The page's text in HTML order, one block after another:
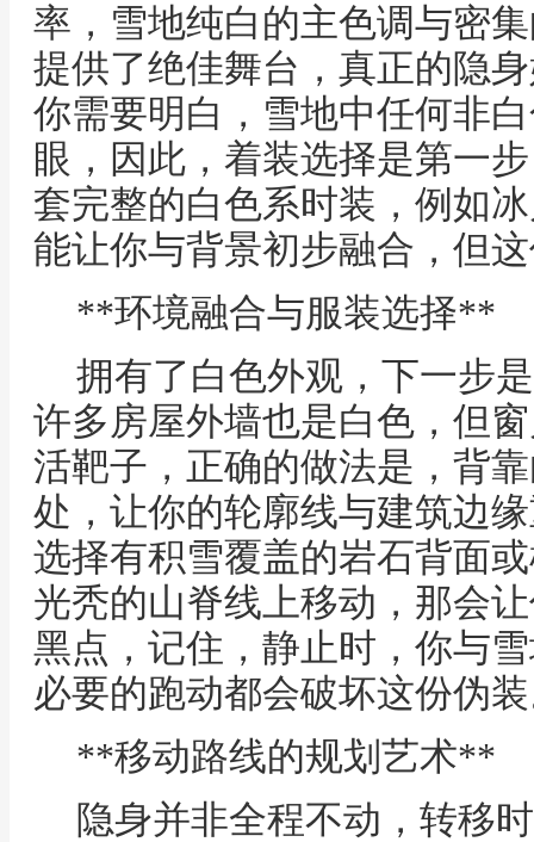
率，雪地纯白的主色调与密
提供了绝佳舞台，真正的隐
你需要明白，雪地中任何非
眼，因此，着装选择是第一
套完整的白色系时装，例如
能让你与背景初步融合，但
**环境融合与服装选择**
拥有了白色外观，下一步
许多房屋外墙也是白色，但
活靶子，正确的做法是，背
处，让你的轮廓线与建筑边
选择有积雪覆盖的岩石背面
光秃的山脊线上移动，那会
黑点，记住，静止时，你与
必要的跑动都会破坏这份伪
**移动路线的规划艺术**
隐身并非全程不动，转移